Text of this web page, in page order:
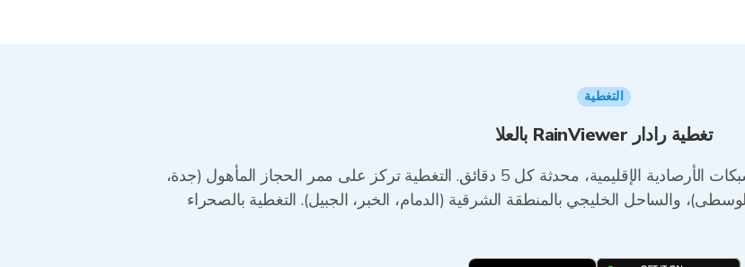
التغطية
تغطية رادار RainViewer بالعلا
RainViewer تجمع بيانات الرادار للسعودية من الشبكات الأرصادية الإقليمية، محدثة كل 5 دقائق. التغطية تركز على ممر الحجاز المأهول (جدة،
والساحل الخليجي بالمنطقة الشرقية (الدمام، الخبر، الجبيل). التغطية بالصحراء